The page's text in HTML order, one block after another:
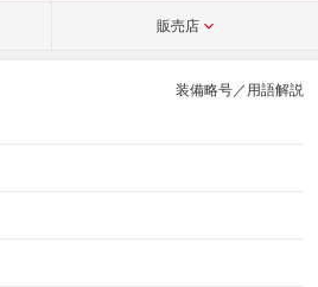
販売店
装備略号／用語解説